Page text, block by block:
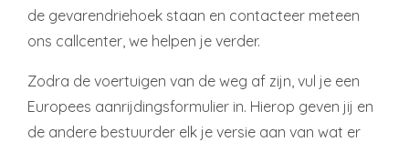
de gevarendriehoek staan en contacteer meteen
ons callcenter, we helpen je verder.
Zodra de voertuigen van de weg af zijn, vul je een
Europees aanrijdingsformulier in. Hierop geven jij en
de andere bestuurder elk je versie aan van wat er